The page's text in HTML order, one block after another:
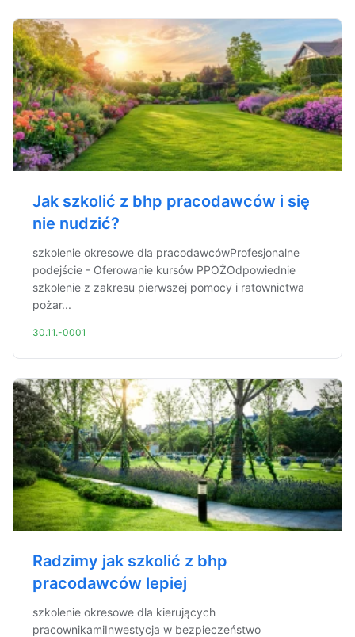
Jak szkolić z bhp pracodawców i się
nie nudzić?
szkolenie okresowe dla pracodawcówProfesjonalne
podejście - Oferowanie kursów PPOŻOdpowiednie
szkolenie z zakresu pierwszej pomocy i ratownictwa
pożar...
30.11.-0001
Radzimy jak szkolić z bhp
pracodawców lepiej
szkolenie okresowe dla kierujących
pracownikamiInwestycja w bezpieczeństwo